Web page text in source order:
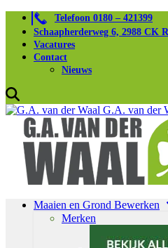
Telefoon 0180 – 421399
Schaapherderweg 6, 2988 CK
Vacatures
Contact
Nieuws
G.A. van der
Maaien en Grond Bewerken
Merken